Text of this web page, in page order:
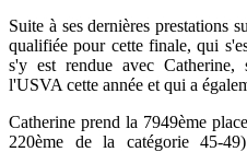
Suite à ses dernières prestations
qualifiée pour cette finale, qui
s'y est rendue avec
l'USVA cette année et qui a
Catherine prend la 7949ème
220ème de la catégorie 45-